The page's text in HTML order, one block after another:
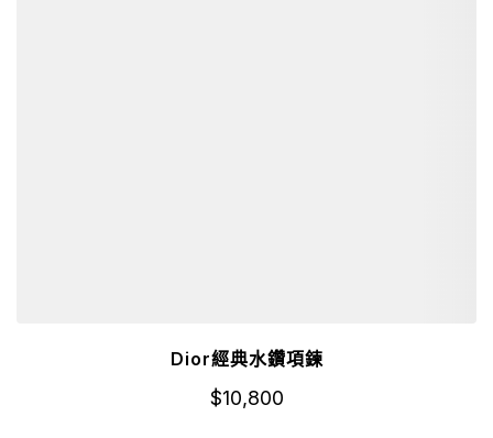
Dior經典水鑽項鍊
$10,800